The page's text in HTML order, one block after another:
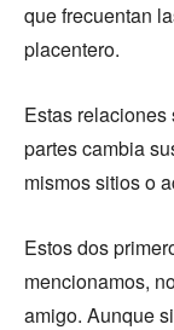
que frecuentan
placentero.
Estas
partes cambia
mismos sitios o
Estos dos
mencionamos,
amigo. Aunque